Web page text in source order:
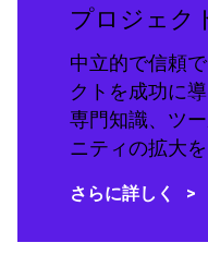
プロジェク
中立的で信頼
クトを成功に
専門知識、ツ
ニティの拡大
さらに詳しく